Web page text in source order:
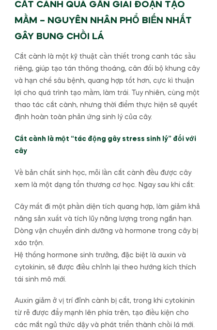
CẮT CÀNH QUÁ GẦN GIAI ĐOẠN TẠO
MẦM – NGUYÊN NHÂN PHỔ BIẾN NHẤT
GÂY BUNG CHỒI LÁ
Cắt cành là một kỹ thuật cần thiết trong canh tác sầu
riêng, giúp tạo tán thông thoáng, cân đối bộ khung cây
và hạn chế sâu bệnh, quang hợp tốt hơn, cực kì thuận
lợi cho quá trình tạo mầm, làm trái. Tuy nhiên, cùng một
thao tác cắt cành, nhưng thời điểm thực hiện sẽ quyết
định hoàn toàn phản ứng sinh lý của cây.
Cắt cành là một “tác động gây stress sinh lý” đối với
cây
Về bản chất sinh học, mỗi lần cắt cành đều được cây
xem là một dạng tổn thương cơ học. Ngay sau khi cắt:
Cây mất đi một phần diện tích quang hợp, làm giảm khả
năng sản xuất và tích lũy năng lượng trong ngắn hạn.
Dòng vận chuyển dinh dưỡng và hormone trong cây bị
xáo trộn.
Hệ thống hormone sinh trưởng, đặc biệt là auxin và
cytokinin, sẽ được điều chỉnh lại theo hướng kích thích
tái sinh mô mới.
Auxin giảm ở vị trí đỉnh cành bị cắt, trong khi cytokinin
từ rễ được đẩy mạnh lên phía trên, tạo điều kiện cho
các mắt ngủ thức dậy và phát triển thành chồi lá mới.